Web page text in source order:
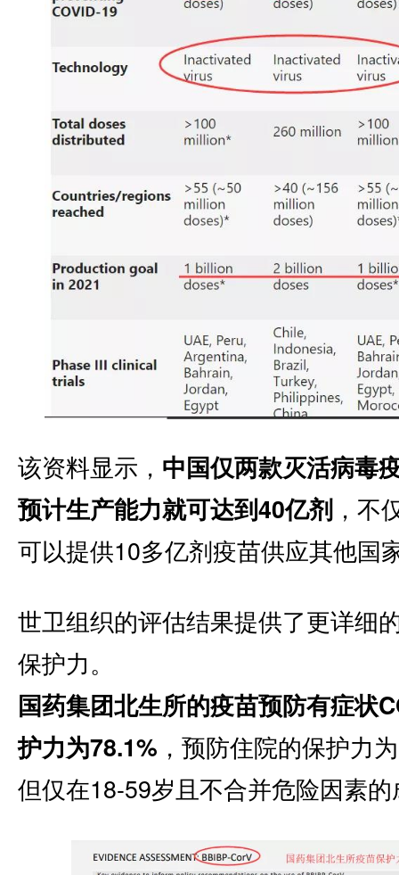
该资料显示， 中国仅两款灭活病毒
预计生产能力就可达到40亿剂 ，不
可以提供10多亿剂疫苗供应其他国
世卫组织的评估结果提供了更详细
保护力。
国药集团北生所的疫苗预防有症状
护力为78.1% ，预防住院的保护力
但仅在18-59岁且不合并危险因素